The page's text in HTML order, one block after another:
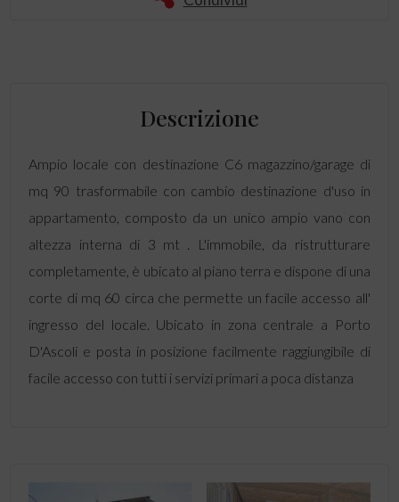
Descrizione
Ampio locale con destinazione C6 magazzino/garage di
mq 90 trasformabile con cambio destinazione d'uso in
appartamento, composto da un unico ampio vano con
altezza interna di 3 mt . L'immobile, da ristrutturare
completamente, è ubicato al piano terra e dispone di una
corte di mq 60 circa che permette un facile accesso all'
ingresso del locale. Ubicato in zona centrale a Porto
D'Ascoli e posta in posizione facilmente raggiungibile di
facile accesso con tutti i servizi primari a poca distanza